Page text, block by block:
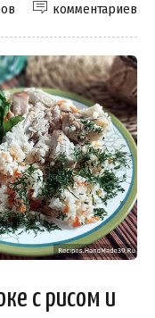
комментариев
с рисом и